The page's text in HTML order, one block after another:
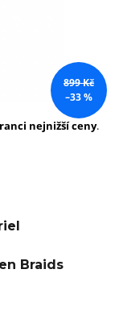
899 Kč
–33 %
nejnižší ceny.
Braids